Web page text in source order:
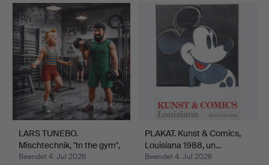
LARS TUNEBO.
Mischtechnik, "In the gym",
s…
Beendet 4. Jul 2026
PLAKAT. Kunst & Comics,
Louisiana 1988, un…
Beendet 4. Jul 2026